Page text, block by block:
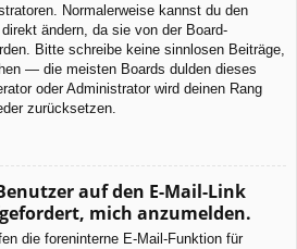
Normalerweise kannst du den
ändern, da sie von der Board-
Bitte schreibe keine sinnlosen Beiträge,
— die meisten Boards dulden dieses
oder Administrator wird deinen Rang
zurücksetzen.
auf den E-Mail-Link
mich anzumelden.
die foreninterne E-Mail-Funktion für